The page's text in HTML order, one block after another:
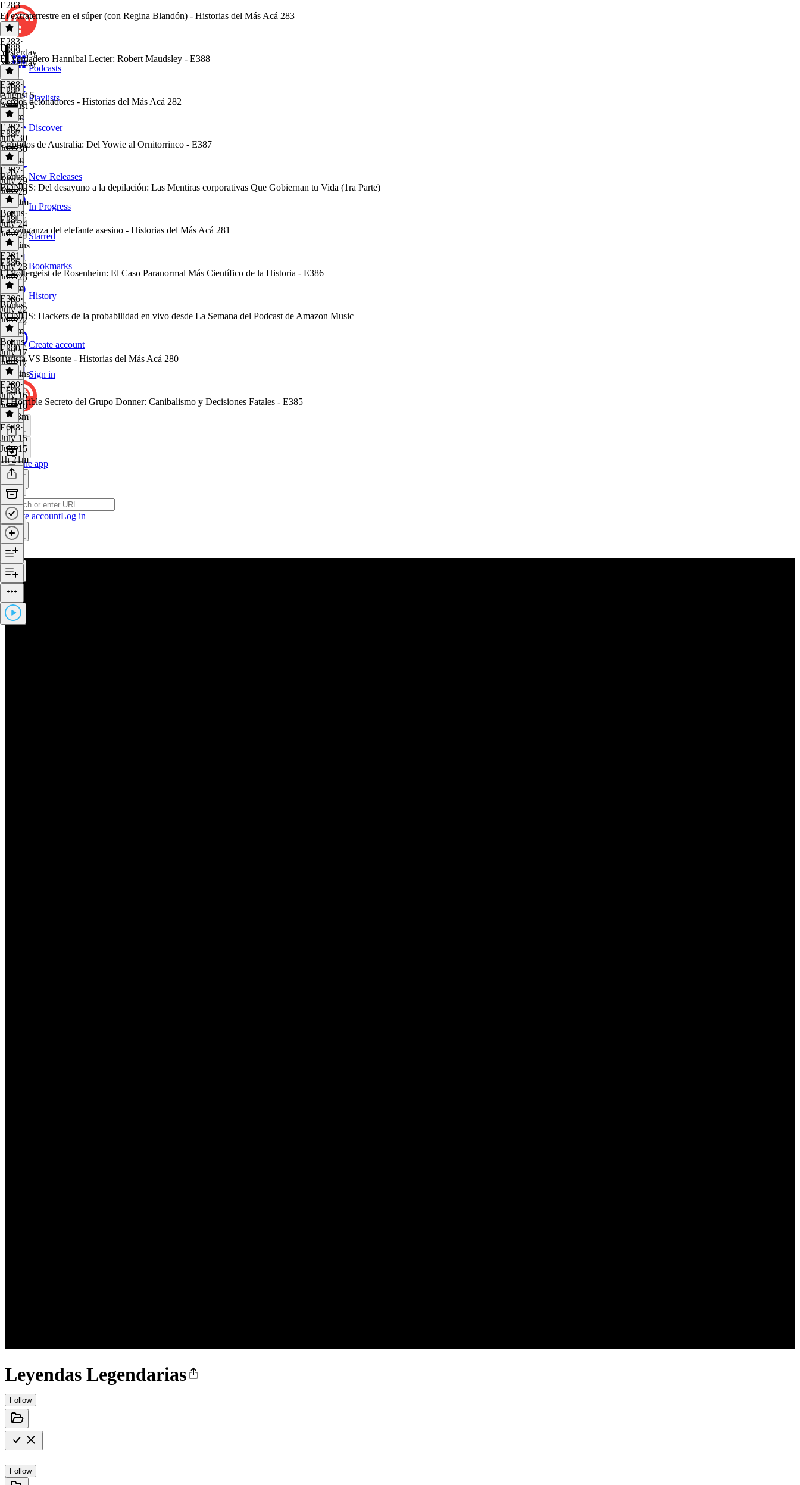
Podcasts
Playlists
Discover
New Releases
In Progress
Starred
Bookmarks
History
Create account
Sign in
Get the app
Create accountLog in
Leyendas Legendarias
Follow
Follow
E283
El extraterrestre en el súper (con Regina Blandón) - Historias del Más Acá 283
E283·
Yesterday
Yesterday
1 hr
E388
El Verdadero Hannibal Lecter: Robert Maudsley - E388
E388·
August 5
August 5
1h 8m
E282
Cerdos detonadores - Historias del Más Acá 282
E282·
July 30
July 30
1h 1m
E387
Críptidos de Australia: Del Yowie al Ornitorrinco - E387
E387·
July 29
July 29
1h 20m
Bonus
BONUS: Del desayuno a la depilación: Las Mentiras corporativas Que Gobiernan tu Vida (1ra Parte)
Bonus·
July 24
July 24
29 mins
E281
La venganza del elefante asesino - Historias del Más Acá 281
E281 ·
July 23
July 23
1h 2m
E386
El Poltergeist de Rosenheim: El Caso Paranormal Más Científico de la Historia - E386
E386·
July 22
July 22
1h 9m
Bonus
BONUS: Hackers de la probabilidad en vivo desde La Semana del Podcast de Amazon Music
Bonus·
July 17
July 17
15 mins
E280
Turista VS Bisonte - Historias del Más Acá 280
E280·
July 16
July 16
1h 13m
E648
El Horrible Secreto del Grupo Donner: Canibalismo y Decisiones Fatales - E385
E648·
July 15
July 15
1h 21m